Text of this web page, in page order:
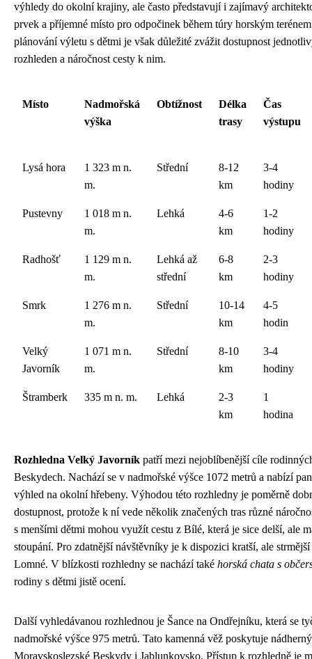
výhledy do okolní krajiny, ale často představují i zajímavý
prvek a příjemné místo pro odpočinek během túry horským
plánování výletu s dětmi je však důležité zvážit dostupnost
rozhleden a náročnost cesty k nim.
Místo
Nadmořská
výška
Obtížnost
Délka
trasy
Čas
výstupu
Lysá hora
1 323 m n.
m.
Střední
8-12
km
3-4
hodiny
Pustevny
1 018 m n.
m.
Lehká
4-6
km
1-2
hodiny
Radhošť
1 129 m n.
m.
Lehká až
střední
6-8
km
2-3
hodiny
Smrk
1 276 m n.
m.
Střední
10-14
km
4-5
hodin
Velký
Javorník
1 071 m n.
m.
Střední
8-10
km
3-4
hodiny
Štramberk 335 m n. m. Lehká
2-3
km
1
hodina
Rozhledna Velký Javorník patří mezi nejoblíbenější cíle
Beskydech. Nachází se v nadmořské výšce 1072 metrů a nabízí
výhled na okolní hřebeny. Výhodou této rozhledny je poměrně
dostupnost, protože k ní vede několik značených tras různé
s menšími dětmi mohou využít cestu z Bílé, která je sice delší, ale
stoupání. Pro zdatnější návštěvníky je k dispozici kratší, ale
Lomné. V blízkosti rozhledny se nachází také horská chata s
rodiny s dětmi jistě ocení.
Další vyhledávanou rozhlednou je Šance na Ondřejníku, která se
nadmořské výšce 975 metrů. Tato kamenná věž poskytuje
Moravskoslezské Beskydy i Jablunkovsko. Přístup k rozhledně je